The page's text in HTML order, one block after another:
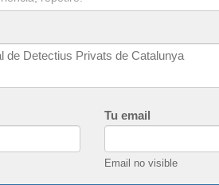
Tu email
Email no visible